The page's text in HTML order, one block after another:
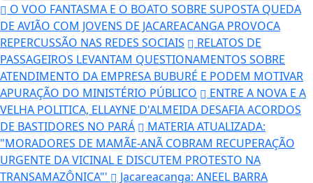
O VOO FANTASMA E O BOATO SOBRE SUPOSTA QUEDA
DE AVIÃO COM JOVENS DE JACAREACANGA PROVOCA
REPERCUSSÃO NAS REDES SOCIAIS
RELATOS DE
PASSAGEIROS LEVANTAM QUESTIONAMENTOS SOBRE
ATENDIMENTO DA EMPRESA BUBURÉ E PODEM MOTIVAR
APURAÇÃO DO MINISTÉRIO PÚBLICO
ENTRE A NOVA E A
VELHA POLITICA, ELLAYNE D'ALMEIDA DESAFIA ACORDOS
DE BASTIDORES NO PARÁ
MATERIA ATUALIZADA:
"MORADORES DE MAMÃE-ANÃ COBRAM RECUPERAÇÃO
URGENTE DA VICINAL E DISCUTEM PROTESTO NA
TRANSAMAZÔNICA"'
Jacareacanga: ANEEL BARRA